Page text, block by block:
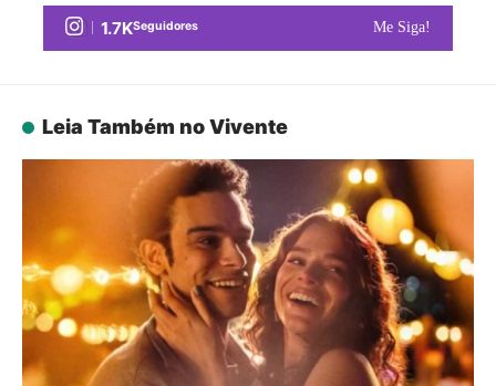
1.7KSeguidores Me Siga!
Leia Também no Vivente